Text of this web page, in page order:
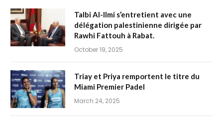
Talbi Al-Ilmi s’entretient avec une
délégation palestinienne dirigée par
Rawhi Fattouh à Rabat.
October 19, 2025
Triay et Priya remportent le titre du
Miami Premier Padel
March 24, 2025